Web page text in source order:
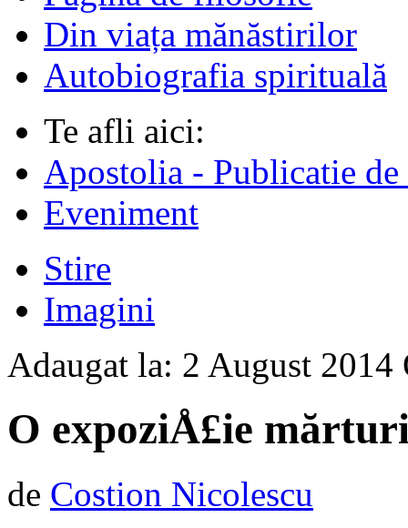
Din viața mănăstirilor
Autobiografia spirituală
Te afli aici:
Apostolia - Publicatie
Eveniment
Stire
Imagini
Adaugat la: 2 August 2014
O expoziÅ£ie
de Costion Nicolescu